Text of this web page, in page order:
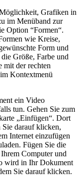
Grafiken in
im Menüband zur
Option ⁤“Formen“.
wie Kreise,
Form ⁢und
Größe, Farbe und
mit der rechten
Kontextmenü
ein Video
tun. Gehen ⁢Sie zum
„Einfügen“. Dort
darauf klicken,
Internet einzufügen
Fügen Sie die
Computer und
wird in Ihr Dokument
​Sie⁣ darauf klicken.